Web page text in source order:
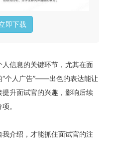
即下载
信息的关键环节，尤其在面
“个人广告”——出色的表达能让
提升面试官的兴趣，影响后续
。
介绍，才能抓住面试官的注